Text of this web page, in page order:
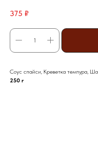
375 ₽
Соус спайси, Креветка темпура,
250 г